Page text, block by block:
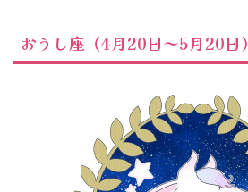
おうし座（4月20日～5月20日）